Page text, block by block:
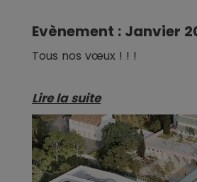
Evènement : Janvier
Tous nos vœux ! ! !
Lire la suite